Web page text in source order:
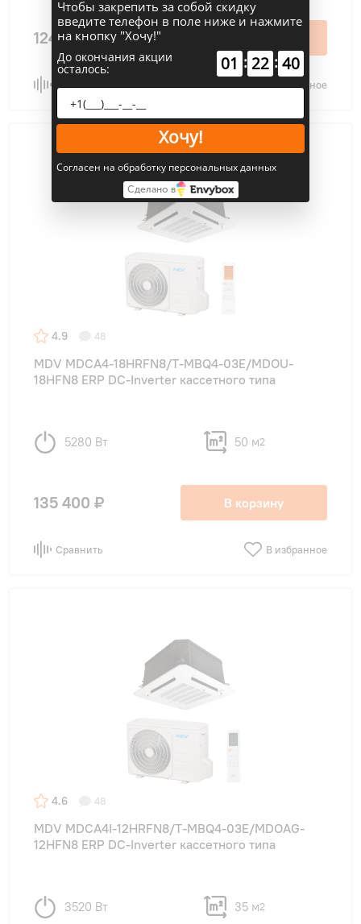
124 600 ₽
Сравнить В избранное
4.9 48
MDV MDCA4-18HRFN8/T-MBQ4-03E/MDOU-
18HFN8 ERP DC-Inverter кассетного типа
5280 Вт 50 м2
135 400 ₽ В корзину
Сравнить В избранное
4.6 48
MDV MDCA4I-12HRFN8/T-MBQ4-03E/MDOAG-
12HFN8 ERP DC-Inverter кассетного типа
3520 Вт 35 м2
Чтобы закрепить за собой скидку
введите телефон в поле ниже и нажмите
на кнопку "Хочу!"
До окончания акции
осталось: 01 : 22 : 39
Хочу!
Согласен на обработку персональных данных
Сделано в